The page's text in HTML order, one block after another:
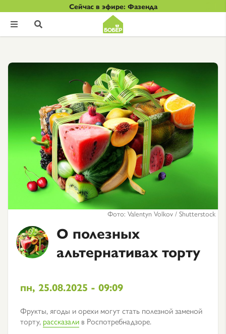
Сейчас в эфире: Фазенда
 
Фото: Valentyn Volkov / Shutterstock
О полезных
альтернативах торту
пн, 25.08.2025 - 09:09
Фрукты, ягоды и орехи могут стать полезной заменой
торту, рассказали в Роспотребнадзоре.